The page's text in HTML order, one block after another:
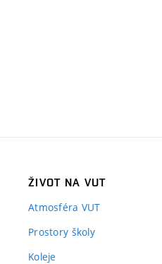
ŽIVOT NA VUT
Atmosféra VUT
Prostory školy
Koleje